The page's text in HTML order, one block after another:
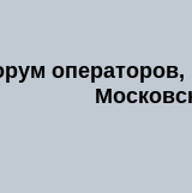
операторов,